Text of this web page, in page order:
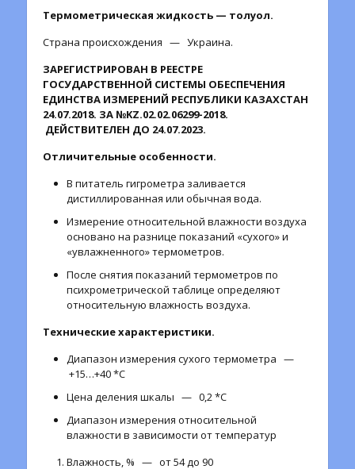
Термометрическая жидкость — толуол.
Страна происхождения — Украина.
ЗАРЕГИСТРИРОВАН В РЕЕСТРЕ
ГОСУДАРСТВЕННОЙ СИСТЕМЫ ОБЕСПЕЧЕНИЯ
ЕДИНСТВА ИЗМЕРЕНИЙ РЕСПУБЛИКИ КАЗАХСТАН
24.07.2018. ЗА №KZ.02.02.06299-2018.
ДЕЙСТВИТЕЛЕН ДО 24.07.2023.
Отличительные особенности.
В питатель гигрометра заливается
дистиллированная или обычная вода.
Измерение относительной влажности воздуха
основано на разнице показаний «сухого» и
«увлажненного» термометров.
После снятия показаний термометров по
психрометрической таблице определяют
относительную влажность воздуха.
Технические характеристики.
Диапазон измерения сухого термометра —
+15…+40 *С
Цена деления шкалы — 0,2 *С
Диапазон измерения относительной
влажности в зависимости от температур
Влажность, % — от 54 до 90